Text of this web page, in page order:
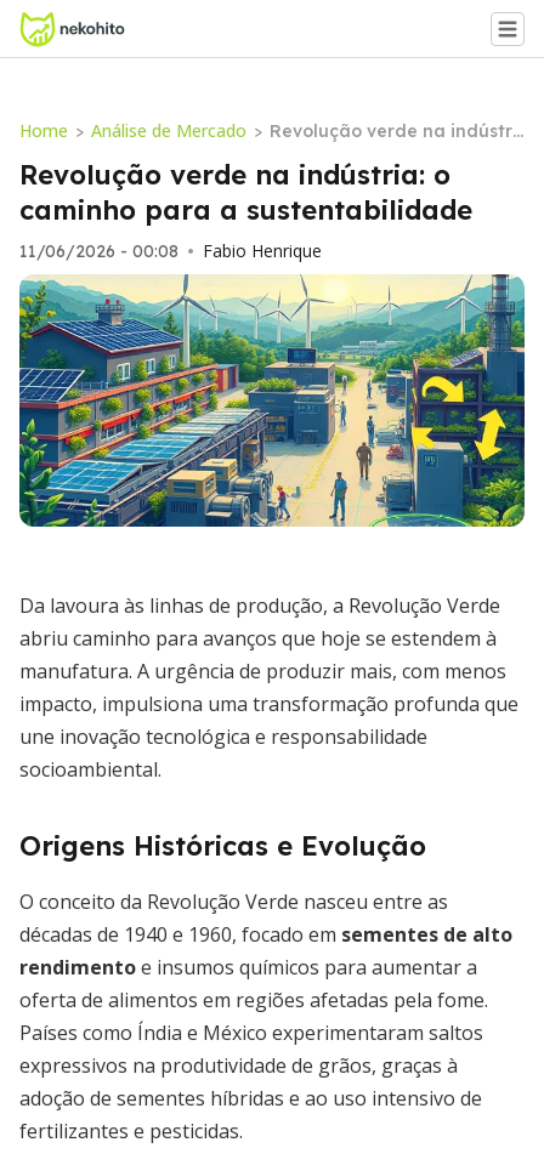
Home > Análise de Mercado > Revolução verde na indústri
a: o caminho para a sustent
abilidade
Revolução verde na indústria: o
caminho para a sustentabilidade
11/06/2026 - 00:08 • Fabio Henrique
Da lavoura às linhas de produção, a Revolução Verde
abriu caminho para avanços que hoje se estendem à
manufatura. A urgência de produzir mais, com menos
impacto, impulsiona uma transformação profunda que
une inovação tecnológica e responsabilidade
socioambiental.
Origens Históricas e Evolução
O conceito da Revolução Verde nasceu entre as
décadas de 1940 e 1960, focado em sementes de alto
rendimentoe insumos químicos para aumentar a
oferta de alimentos em regiões afetadas pela fome.
Países como Índia e México experimentaram saltos
expressivos na produtividade de grãos, graças à
adoção de sementes híbridas e ao uso intensivo de
fertilizantes e pesticidas.